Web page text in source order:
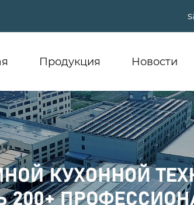
Продукция Новости